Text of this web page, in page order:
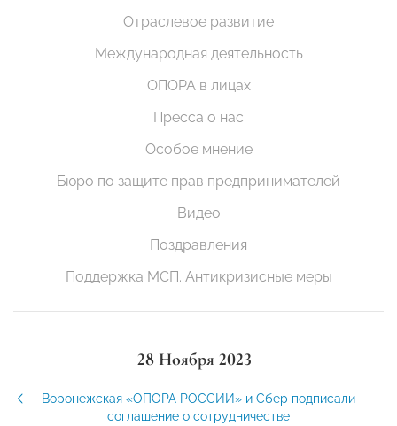
Отраслевое развитие
Международная деятельность
ОПОРА в лицах
Пресса о нас
Особое мнение
Бюро по защите прав предпринимателей
Видео
Поздравления
Поддержка МСП. Антикризисные меры
28 Ноября 2023
Воронежская «ОПОРА РОССИИ» и Сбер подписали
соглашение о сотрудничестве